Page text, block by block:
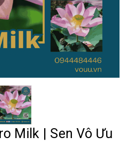
Milk | Sen Vô Ưu